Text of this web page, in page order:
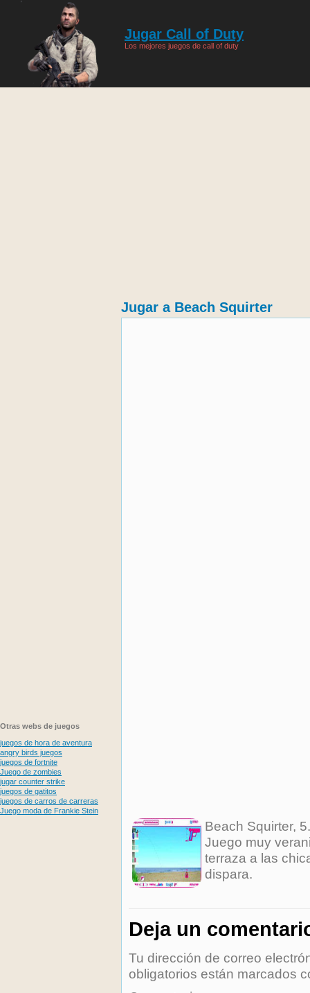
Jugar Call of Duty
Los mejores juegos de call of duty
Otras webs de juegos
juegos de hora de aventura
angry birds juegos
juegos de fortnite
Juego de zombies
jugar counter strike
juegos de gatitos
juegos de carros de carreras
Juego moda de Frankie Stein
Jugar a Beach Squirter
Beach Squirter,
Juego muy
terraza a las
dispara.
Deja un
Tu dirección de correo
obligatorios están marcados